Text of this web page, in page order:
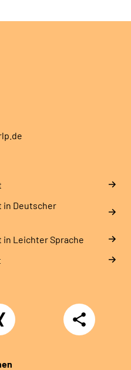
in Deutscher
Leichter Sprache
Teilen